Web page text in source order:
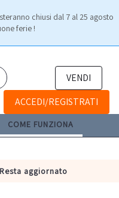
chiusi dal 7 al 25 agosto
ferie !
VENDI
ACCEDI/REGISTRATI
COME FUNZIONA
resta aggiornato